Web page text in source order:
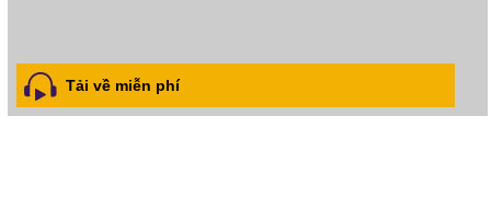
Tải về miễn phí